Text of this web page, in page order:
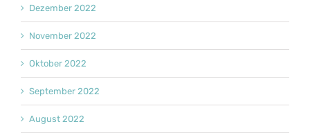
Dezember 2022
November 2022
Oktober 2022
September 2022
August 2022